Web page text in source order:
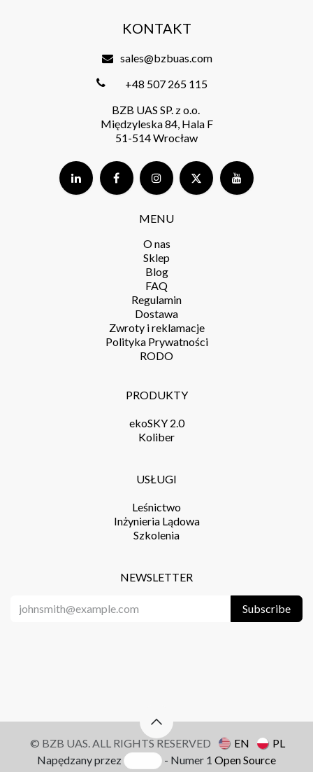
MENU
O nas
Sklep
Blog
FAQ
Regulamin
Dostawa
Zwroty i reklamacje
Polityka Prywatności
RODO
NEWSLETTER
Subscribe
PRODUKTY
ekoSKY 2.0
Koliber
USŁUGI
Leśnictwo
Inżynieria Lądowa
Szkolenia
KONTAKT
sales@bzbuas.com
+48 507 265 115
BZB UAS SP. z o.o.
Międzyleska 84, Hala F
51-514 Wrocław
© BZB UAS. ALL RIGHTS RESERVED EN
PL
Napędzany przez
- Numer 1 Open Source